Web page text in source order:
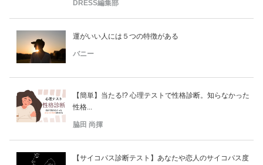
DRESS編集部
運がいい人には５つの特徴がある
バニー
【簡単】当たる!? 心理テストで性格診断。知らなかった
性格...
脇田 尚揮
【サイコパス診断テスト】あなたや恋人のサイコパス度